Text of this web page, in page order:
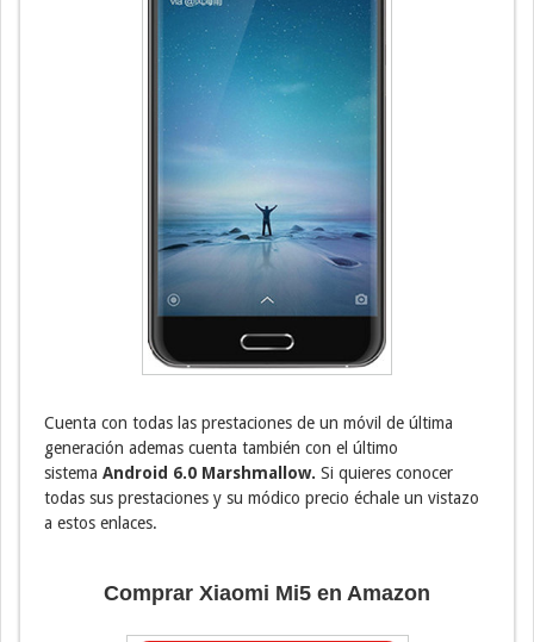
Cuenta con todas las prestaciones de un móvil de última
generación ademas cuenta también con el último
sistema Android 6.0 Marshmallow. Si quieres conocer
todas sus prestaciones y su módico precio échale un vistazo
a estos enlaces.
Comprar Xiaomi Mi5 en Amazon